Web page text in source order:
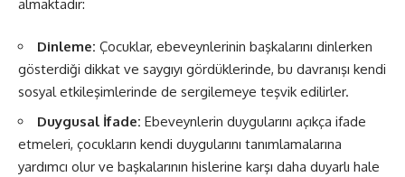
almaktadır:
Dinleme: Çocuklar, ebeveynlerinin başkalarını dinlerken
gösterdiği dikkat ve saygıyı gördüklerinde, bu davranışı kendi
sosyal etkileşimlerinde de sergilemeye teşvik edilirler.
Duygusal İfade: Ebeveynlerin duygularını açıkça ifade
etmeleri, çocukların kendi duygularını tanımlamalarına
yardımcı olur ve başkalarının hislerine karşı daha duyarlı hale